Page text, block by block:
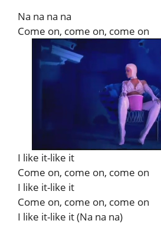
Na na na na
Come on, come on, come on
I like it-like it
Come on, come on, come on
I like it-like it
Come on, come on, come on
I like it-like it (Na na na)